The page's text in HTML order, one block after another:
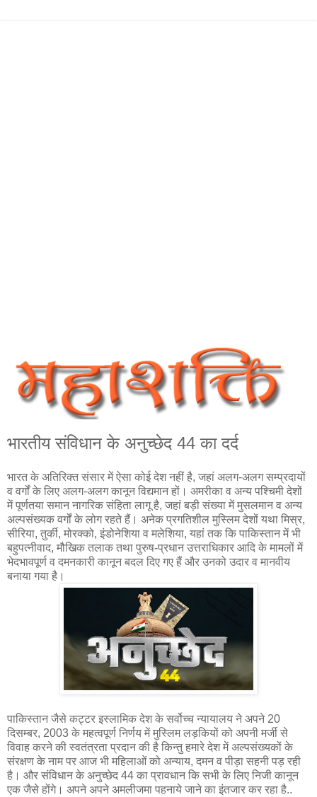
भारतीय संविधान के अनुच्छेद 44 का दर्द
भारत के अतिरिक्त संसार में ऐसा कोई देश नहीं है, जहां अलग-अलग सम्प्रदायों
व वर्गों के लिए अलग-अलग कानून विद्यमान हों। अमरीका व अन्य पश्चिमी देशों
में पूर्णतया समान नागरिक संहिता लागू है, जहां बड़ी संख्या में मुसलमान व अन्य
अल्पसंख्यक वर्गों के लोग रहते हैं। अनेक प्रगतिशील मुस्लिम देशों यथा मिस्र,
सीरिया, तुर्की, मोरक्को, इंडोनेशिया व मलेशिया, यहां तक कि पाकिस्तान में भी
बहुपत्नीवाद, मौखिक तलाक तथा पुरुष-प्रधान उत्तराधिकार आदि के मामलों में
भेदभावपूर्ण व दमनकारी कानून बदल दिए गए हैं और उनको उदार व मानवीय
बनाया गया है।
पाकिस्तान जैसे कट्टर इस्लामिक देश के सर्वोच्च न्यायालय ने अपने 20
दिसम्बर, 2003 के महत्वपूर्ण निर्णय में मुस्लिम लड़कियों को अपनी मर्जी से
विवाह करने की स्वतंत्रता प्रदान की है किन्तु हमारे देश में अल्पसंख्यकों के
संरक्षण के नाम पर आज भी महिलाओं को अन्याय, दमन व पीड़ा सहनी पड़ रही
है। और संविधान के अनुच्छेद 44 का प्रावधान कि सभी के लिए निजी कानून
एक जैसे होंगे। अपने अपने अमलीजमा पहनाये जाने का इंतजार कर रहा है..